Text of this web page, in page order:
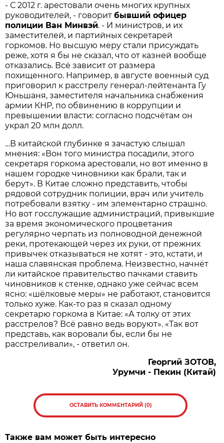
- С 2012 г. арестовали очень многих крупных
руководителей, - говоритбывший офицер
полиции Ван Минвэй. - И министров, и их
заместителей, и партийных секретарей
горкомов. Но высшую меру стали присуждать
реже, хотя я бы не сказал, что от казней вообще
отказались. Всё зависит от размера
похищенного. Например, в августе военный суд
приговорил к расстрелу генерал-лейтенанта Гу
Юньшаня, заместителя начальника снабжения
армии КНР, по обвинению в коррупции и
превышении власти: согласно подсчётам он
украл 20 млн долл.
…В китайской глубинке я зачастую слышал
мнения: «Вон того министра посадили, этого
секретаря горкома арестовали, но вот именно в
нашем городке чиновники как брали, так и
берут». В Китае сложно представить, чтобы
рядовой сотрудник полиции, врач или учитель
потребовали взятку - им элементарно страшно.
Но вот госслужащие администраций, привыкшие
за время экономического процветания
регулярно черпать из полноводной денежной
реки, протекающей через их руки, от прежних
привычек отказываться не хотят - это, кстати, и
наша славянская проблема. Неизвестно, начнёт
ли китайское правительство пачками ставить
чиновников к стенке, однако уже сейчас всем
ясно: «шёлковые меры» не работают, становится
только хуже. Как-то раз я сказал одному
секретарю горкома в Китае: «А толку от этих
расстрелов? Всё равно ведь воруют». «Так вот
представь, как воровали бы, если бы не
расстреливали», - ответил он.
Георгий ЗОТОВ,
Урумчи - Пекин (Китай)
ОСТАВИТЬ КОММЕНТАРИЙ (0)
Также вам может быть интересно